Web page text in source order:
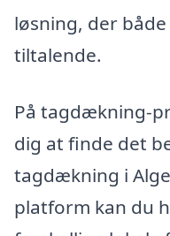
løsning, der
tiltalende.
På tagdækning-
dig at finde det
tagdækning i
platform kan du